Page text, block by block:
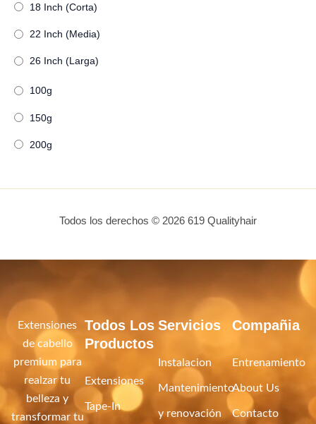
18 Inch (Corta)
22 Inch (Media)
26 Inch (Larga)
100g
150g
200g
Todos los derechos © 2026 619 Qualityhair
Extensiones
de cabello
premium para
realzar tu
belleza y
transformar tu
Todos Los
Productos
Extensiones
Tape-In
Servicios
Instalacion
Mantenimiento
y renovación
Compañia
Entrenamiento
About Us
Contacto